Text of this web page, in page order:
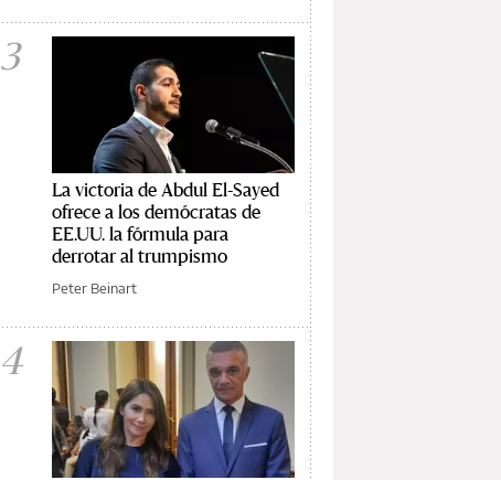
3
La victoria de Abdul El-Sayed
ofrece a los demócratas de
EE.UU. la fórmula para
derrotar al trumpismo
Peter Beinart
4